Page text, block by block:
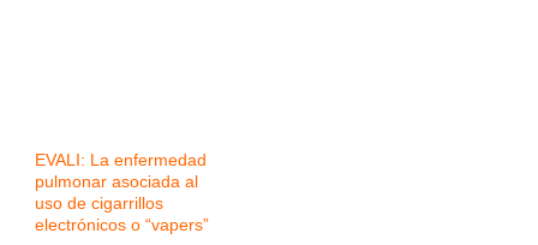
EVALI: La enfermedad
pulmonar asociada al
uso de cigarrillos
electrónicos o “vapers”